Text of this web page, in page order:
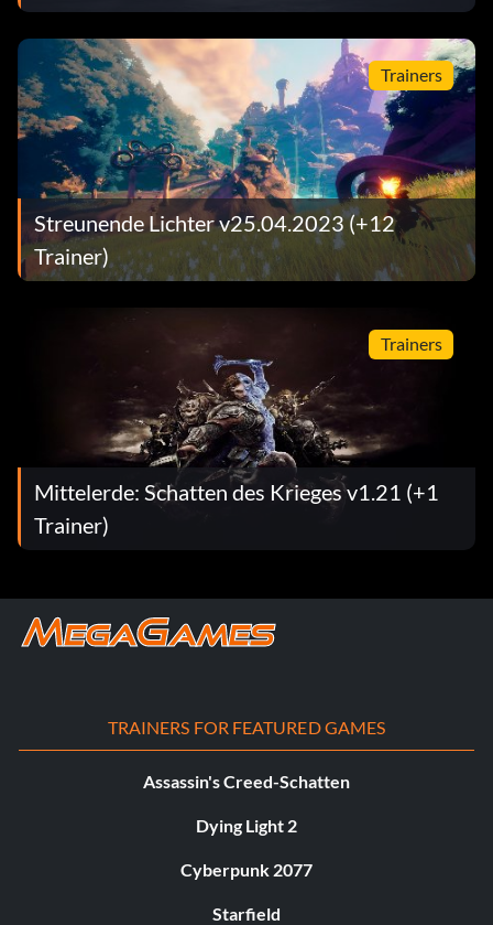
Trainers
Streunende Lichter v25.04.2023 (+12
Trainer)
Trainers
Mittelerde: Schatten des Krieges v1.21 (+1
Trainer)
TRAINERS FOR FEATURED GAMES
Assassin's Creed-Schatten
Dying Light 2
Cyberpunk 2077
Starfield